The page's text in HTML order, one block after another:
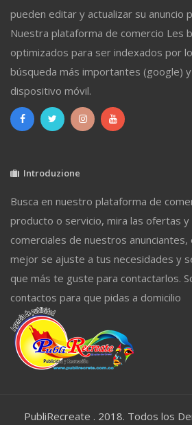
pueden editar y actualizar su anuncio
Nuestra plataforma de comercio Les
optimizados para ser indexados por
búsqueda más importantes (google)
dispositivo móvil.
Introduzione
Busca en nuestro plataforma de
producto o servicio, mira las ofertas
comerciales de nuestros
mejor se ajuste a tus necesidades y
que más te guste para contactarlos.
contactos para que pidas a domicilio
PubliRecreate . 2018. Todos los